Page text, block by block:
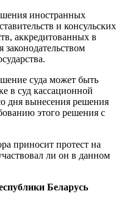
иностранных
и консульских
аккредитованных в
законодательством
суда может быть
в суд кассационной
дня вынесения решения
этого решения с
приносит протест на
ли он в данном
Беларусь